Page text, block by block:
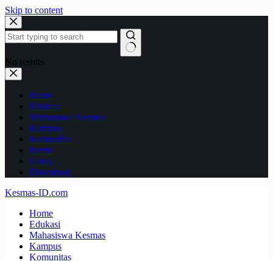
Skip to content
No results
Home
Edukasi
Mahasiswa Kesmas
Kampus
Komunitas
Event
Loker
Download
Kesmas-ID.com
Home
Edukasi
Mahasiswa Kesmas
Kampus
Komunitas